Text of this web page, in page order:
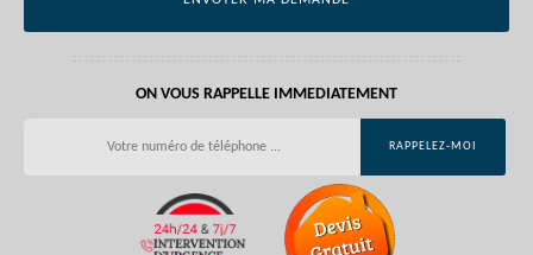
ON VOUS RAPPELLE IMMEDIATEMENT